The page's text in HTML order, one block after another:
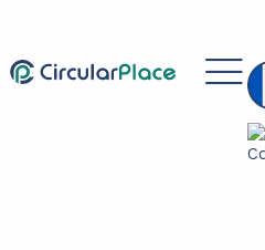
contenu
Main
Menu